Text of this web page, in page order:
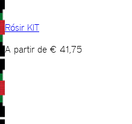
Rósir KIT
A partir de € 41,75